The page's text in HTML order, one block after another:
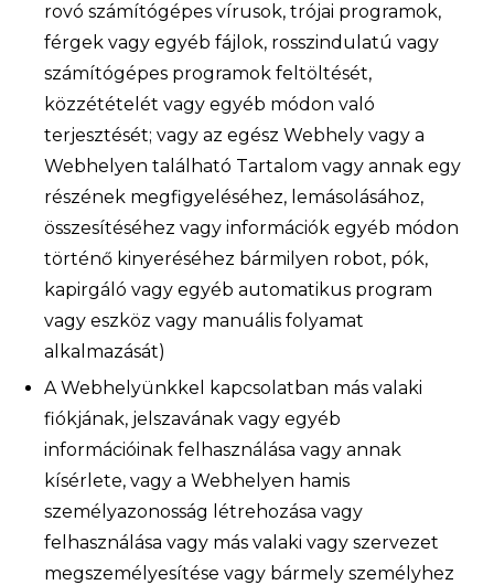
rovó számítógépes vírusok, trójai programok,
férgek vagy egyéb fájlok, rosszindulatú vagy
számítógépes programok feltöltését,
közzétételét vagy egyéb módon való
terjesztését; vagy az egész Webhely vagy a
Webhelyen található Tartalom vagy annak egy
részének megfigyeléséhez, lemásolásához,
összesítéséhez vagy információk egyéb módon
történő kinyeréséhez bármilyen robot, pók,
kapirgáló vagy egyéb automatikus program
vagy eszköz vagy manuális folyamat
alkalmazását)
A Webhelyünkkel kapcsolatban más valaki
fiókjának, jelszavának vagy egyéb
információinak felhasználása vagy annak
kísérlete, vagy a Webhelyen hamis
személyazonosság létrehozása vagy
felhasználása vagy más valaki vagy szervezet
megszemélyesítése vagy bármely személyhez